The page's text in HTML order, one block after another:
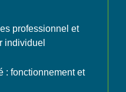
professionnel et
individuel
: fonctionnement et